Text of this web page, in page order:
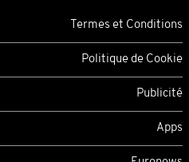
Termes et Conditions
Politique de Cookie
Publicité
Apps